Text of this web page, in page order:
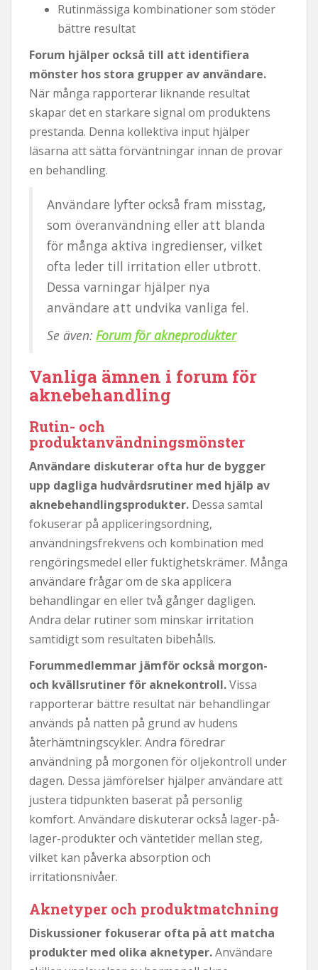
Rutinmässiga kombinationer som stöder
bättre resultat
Forum hjälper också till att identifiera
mönster hos stora grupper av användare.
När många rapporterar liknande resultat
skapar det en starkare signal om produktens
prestanda. Denna kollektiva input hjälper
läsarna att sätta förväntningar innan de provar
en behandling.
Användare lyfter också fram misstag,
som överanvändning eller att blanda
för många aktiva ingredienser, vilket
ofta leder till irritation eller utbrott.
Dessa varningar hjälper nya
användare att undvika vanliga fel.
Se även: Forum för akneprodukter
Vanliga ämnen i forum för
aknebehandling
Rutin- och
produktanvändningsmönster
Användare diskuterar ofta hur de bygger
upp dagliga hudvårdsrutiner med hjälp av
aknebehandlingsprodukter. Dessa samtal
fokuserar på appliceringsordning,
användningsfrekvens och kombination med
rengöringsmedel eller fuktighetskrämer. Många
användare frågar om de ska applicera
behandlingar en eller två gånger dagligen.
Andra delar rutiner som minskar irritation
samtidigt som resultaten bibehålls.
Forummedlemmar jämför också morgon-
och kvällsrutiner för aknekontroll.Vissa
rapporterar bättre resultat när behandlingar
används på natten på grund av hudens
återhämtningscykler. Andra föredrar
användning på morgonen för oljekontroll under
dagen. Dessa jämförelser hjälper användare att
justera tidpunkten baserat på personlig
komfort. Användare diskuterar också lager-på-
lager-produkter och väntetider mellan steg,
vilket kan påverka absorption och
irritationsnivåer.
Aknetyper och produktmatchning
Diskussioner fokuserar ofta på att matcha
produkter med olika aknetyper.Användare